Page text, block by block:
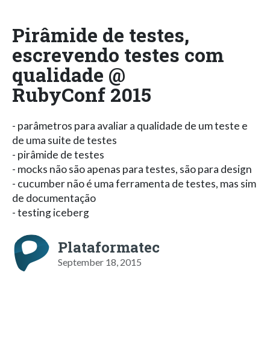
Pirâmide de testes,
escrevendo testes com
qualidade @
RubyConf 2015
- parâmetros para avaliar a qualidade de um teste e
de uma suite de testes
- pirâmide de testes
- mocks não são apenas para testes, são para design
- cucumber não é uma ferramenta de testes, mas sim
de documentação
- testing iceberg
Plataformatec
September 18, 2015